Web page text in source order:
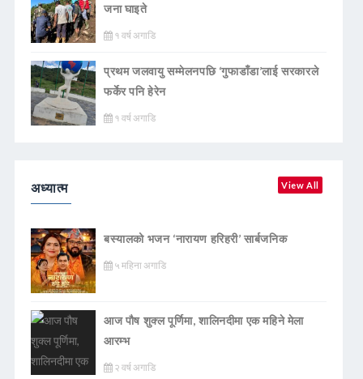
जना घाइते
१ वर्ष अगाडि
प्रथम जलवायु सम्मेलनपछि ‘गुफाडाँडा’लाई सरकारले
फर्केर पनि हेरेन
१ वर्ष अगाडि
अध्यात्म View All
बस्यालको भजन ‘नारायण हरिहरी’ सार्बजनिक
५ महिना अगाडि
आज पौष शुक्ल पूर्णिमा, शालिनदीमा एक महिने मेला
आरम्भ
२ वर्ष अगाडि